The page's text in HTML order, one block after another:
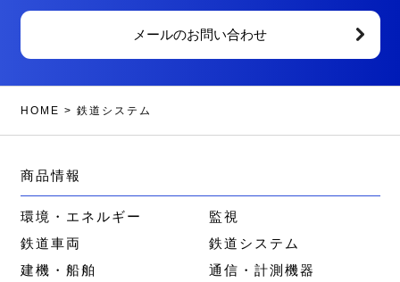
メールのお問い合わせ
HOME > 鉄道システム
商品情報
環境・エネルギー
監視
鉄道車両
鉄道システム
建機・船舶
通信・計測機器